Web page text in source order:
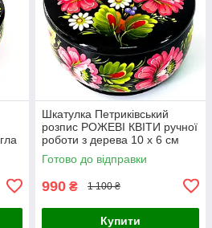
Шкатулка Петриківський
розпис РОЖЕВІ КВІТИ ручної
роботи з дерева 10 х 6 см
Український сувенір
Готово до відправки
990 ₴ 1 100 ₴
Купити